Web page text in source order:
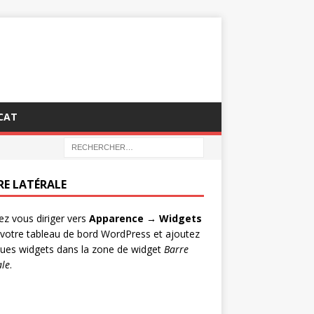
LATÉRALE
vous diriger vers Apparence → Widgets
tableau de bord WordPress et ajoutez
widgets dans la zone de widget Barre
.